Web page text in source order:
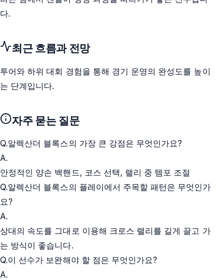
다.
최근 흐름과 전망
투어와 하위 대회 경험을 통해 경기 운영의 완성도를 높이
는 단계입니다.
자주 묻는 질문
Q.알렉산더 블록스의 가장 큰 강점은 무엇인가요?
A.
안정적인 양손 백핸드, 코스 선택, 랠리 중 템포 조절
Q.알렉산더 블록스의 플레이에서 주목할 패턴은 무엇인가
요?
A.
상대의 속도를 그대로 이용해 크로스 랠리를 길게 끌고 가
는 방식이 좋습니다.
Q.이 선수가 보완해야 할 점은 무엇인가요?
A.